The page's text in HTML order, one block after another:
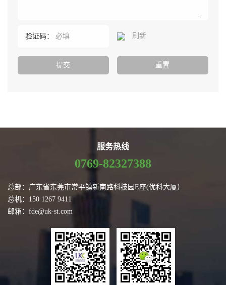
验证码： 刷新
服务热线
0769-82327388
总部：广东省东莞市常平镇新南路科技园E座(优科大厦）
总机：150 1267 9411
邮箱：fde@uk-st.com